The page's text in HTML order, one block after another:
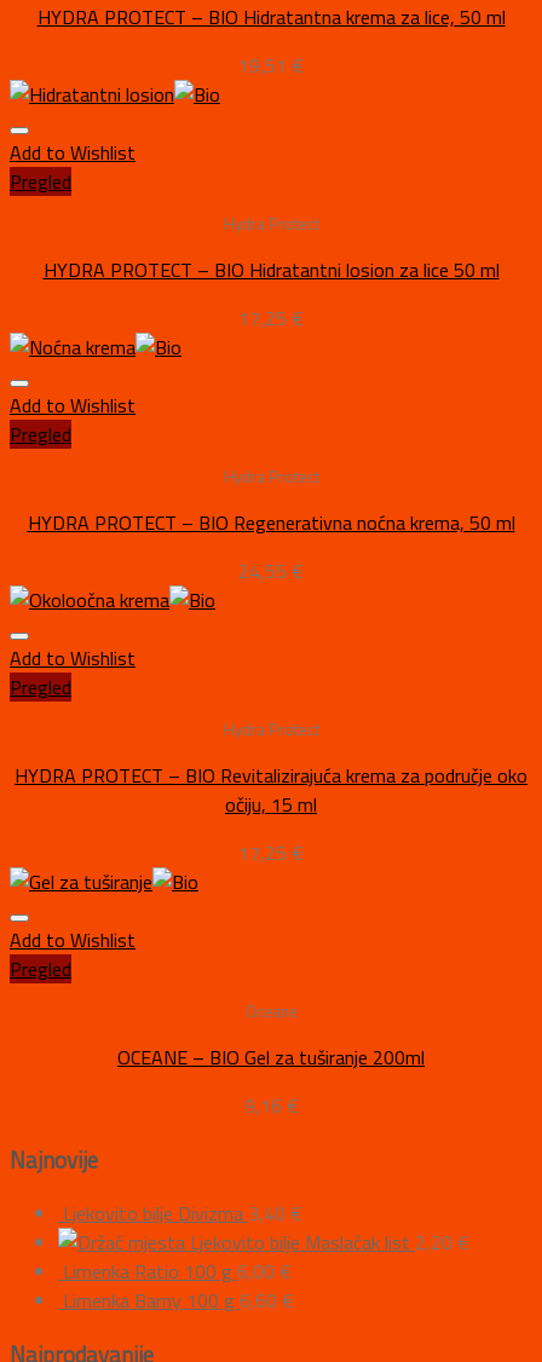
HYDRA PROTECT – BIO Hidratantna krema za lice, 50 ml
19,51 €
Add to Wishlist
Pregled
Hydra Protect
HYDRA PROTECT – BIO Hidratantni losion za lice 50 ml
17,25 €
Add to Wishlist
Pregled
Hydra Protect
HYDRA PROTECT – BIO Regenerativna noćna krema, 50 ml
24,55 €
Add to Wishlist
Pregled
Hydra Protect
HYDRA PROTECT – BIO Revitalizirajuća krema za područje oko
očiju, 15 ml
17,25 €
Add to Wishlist
Pregled
Oceane
OCEANE – BIO Gel za tuširanje 200ml
9,16 €
Najnovije
Ljekovito bilje Divizma 3,40 €
Ljekovito bilje Maslačak list 2,20 €
Limenka Ratio 100 g 6,00 €
Limenka Barny 100 g 6,60 €
Najprodavanije